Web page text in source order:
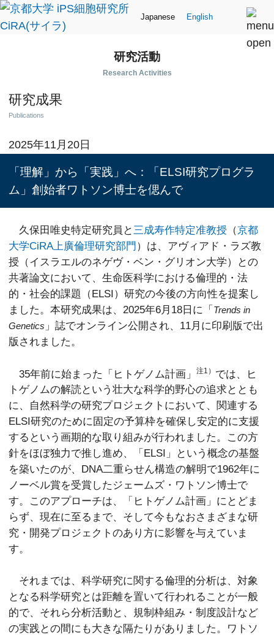
Japanese English
研究活動
Research Activities
研究成果
Publications
2025年11月20日
「理解」から「実践」へ：「ELSI研究プログラ
ム」創始者ワトソン博士を偲んで
久保田唯史特定研究員と 三成寿作特定准教授 （京都
大学CiRA上廣倫理研究部門 ）は、アヴィアド・ラズ教
授（イスラエルのネゲヴ・ベン・グリオン大学）との
共著論文において、生命医科学における倫理的・法
的・社会的課題（ELSI）研究の今後の方向性を提案し
ました。本研究成果は、2025年6月18日に「 Trends in
Genetics 」誌でオンライン公開され、11月に印刷版で出
版されました。
35年前に始まった「ヒトゲノム計画」注1） では、ヒ
トゲノムの解読という壮大な科学的野心の追求ととも
に、自然科学の研究プロジェクトにおいて、関連する
ELSI研究のために固定の予算枠を確保し安定的に支援
するという画期的な取り組みが行われました。この方
針をほぼ独力で推し進め、「ELSI」という概念の基盤
を築いたのが、DNA二重らせん構造の解明で1962年に
ノーベル賞を受賞したジェームズ・ワトソン博士で
す。このアプローチは、「ヒトゲノム計画」にとどま
らず、現在に至るまで、そして今もなおさまざまな研
究・開発プロジェクトのあり方に影響を与えていま
す。
それまでは、科学研究に関する倫理的分析は、対象
となる科学研究とは距離を置いて行われることが一般
的で、それら分析活動と、規制枠組み・制度設計など
の実践との間にも大きな隔たりがありました。ワトソ